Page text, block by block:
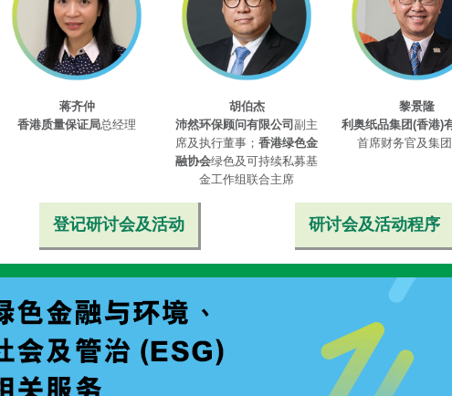
蒋齐仲
香港质量保证局总经理
胡伯杰
沛然环保顾问有限公司 副主
席及执行董事； 香港绿色金
融协会绿色及可持续私募基
金工作组联合主席
黎景隆
利奥纸品集团(香港)
首席财务官及集
登记研讨会及活动 研讨会及活动程序